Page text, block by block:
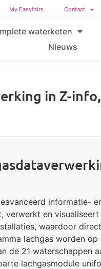
My Easyfairs Contact
waterketen
Nieuws
in Z-
informatie-
verwerkt en
waardoor
lachgas worden op
de 21 waterschappen
lachgasmodule